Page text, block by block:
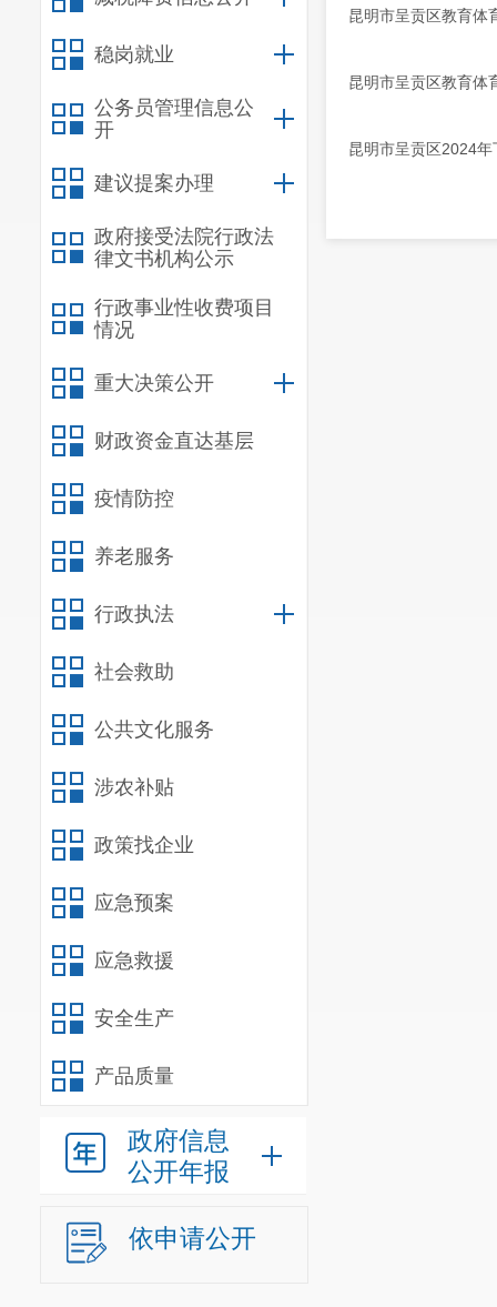
稳岗就业
公务员管理信息公
开
建议提案办理
政府接受法院行政法
律文书机构公示
行政事业性收费项目
情况
重大决策公开
财政资金直达基层
疫情防控
养老服务
行政执法
社会救助
公共文化服务
涉农补贴
政策找企业
应急预案
应急救援
安全生产
产品质量
政府信息
公开年报
依申请公开
昆明市呈贡区教育体
昆明市呈贡区教育体
昆明市呈贡区2024